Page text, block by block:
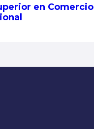
en Comercio